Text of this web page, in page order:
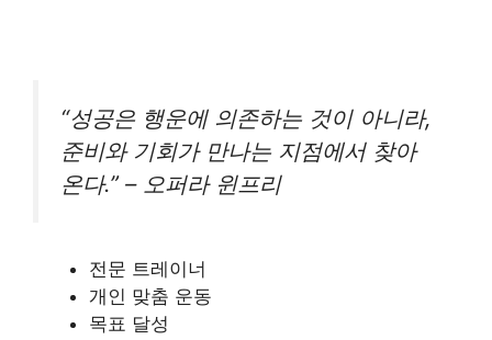
“성공은 행운에 의존하는 것이 아니라,
준비와 기회가 만나는 지점에서 찾아
온다.” – 오퍼라 윈프리
전문 트레이너
개인 맞춤 운동
목표 달성